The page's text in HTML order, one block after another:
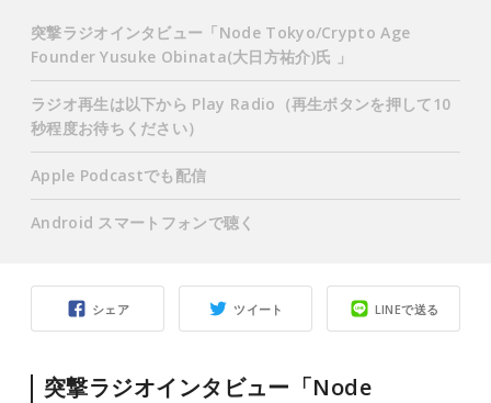
シェア ツイート LINEで送る
突撃ラジオインタビュー「Node
突撃ラジオインタビュー「Node Tokyo/Crypto Age
Founder Yusuke Obinata(大日方祐介)氏 」
ラジオ再生は以下から Play Radio（再生ボタンを押して10
秒程度お待ちください）
Apple Podcastでも配信
Android スマートフォンで聴く